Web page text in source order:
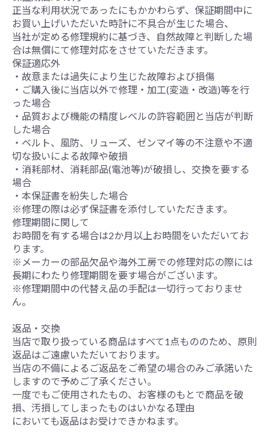
正当な利用状況であったにもかかわらず、保証期間中に
お買い上げいただいた時計に不具合が生じた場合、
当社が定める修理規約に基づき、自然故障と判断した場
合は無償にて修理対応をさせていただきます。
保証適応外
・故意または過失により生じた故障および損傷
・ご購入後に当店以外で修理・加工(変造・改造)等を行
った場合
・品質および機能の精度レベルの許容範囲と当店が判断
した場合
・ベルト、風防、リューズ、ゼンマイ等の不注意や不適
切な扱いによる故障や破損
・消耗部材、消耗部品(電池等)が破損し、交換を要する
場合
・本保証書を紛失した場合
※修理の際は必ず保証書を添付していただきます。
修理期間に関して
お時間を有する場合は2か月以上お時間をいただいてお
ります。
※メーカーの部品欠品や海外工房での修理対応の際には
長期にわたり修理期間を要す場合がございます。
※修理期間中の代替え品の手配は一切行っておりませ
ん。
返品・交換
当店で取り扱っている商品はすべて1点もののため、原則
返品はご遠慮いただいております。
当店の不備によるご返品をご希望の場合のみご承諾いた
しますので予めご了承ください。
一度でもご使用されたもの、お客様のもとで商品を破
損、汚損してしまったものはいかなる理由
においても返品はお受けできかねます。